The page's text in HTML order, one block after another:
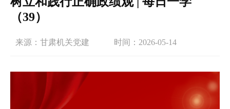
（39）
来源：甘肃机关党建 时间：2026-05-14